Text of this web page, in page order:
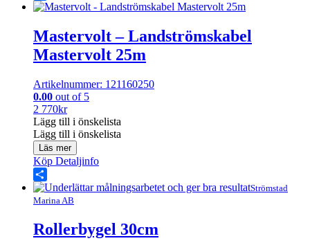
Share
Mastervolt – Landströmskabel
Mastervolt 25m
Artikelnummer: 121160250
0.00 out of 5
2 770kr
Lägg till i önskelista
Lägg till i önskelista
Läs mer
Köp Detaljinfo
Share
Strömstad
Marina AB
Rollerbygel 30cm